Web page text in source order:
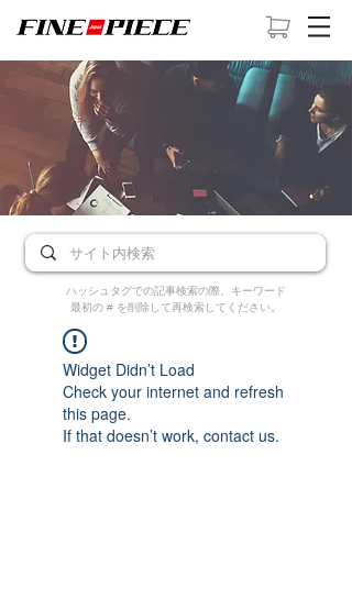
ハッシュタグでの記事検索の際、キーワード
最初の # を削除して再検索してください。
Widget Didn’t Load
Check your internet and refresh
this page.
If that doesn’t work, contact us.